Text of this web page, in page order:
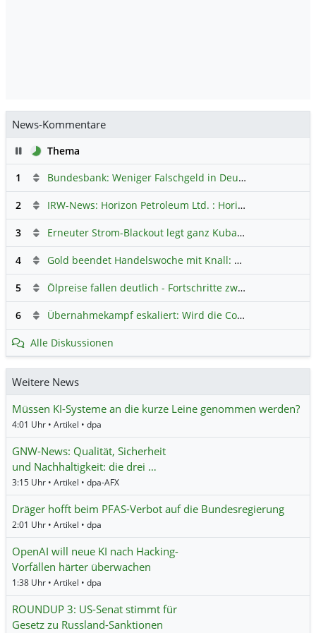
News-Kommentare
PauseThema
1
Bundesbank: Weniger Falschgeld in Deutschland
2 IRW-News: Horizon Petroleum Ltd. : Horizon Petroleum beginnt mit der Testförderung im Projekt Lachowice in Polen und schließt die Platzierung einer überzeichneten Wandelanleihe ab
3 Erneuter Strom-Blackout legt ganz Kuba lahm
4 Gold beendet Handelswoche mit Knall: Barrick Mining – Ist diese Aktie wieder ein Kauf?
5 Ölpreise fallen deutlich - Fortschritte zwischen USA und Iran belasten
6 Übernahmekampf eskaliert: Wird die Commerzbank italienisch?
Alle Diskussionen
Weitere News
Müssen KI-Systeme an die kurze Leine genommen werden?
4:01 Uhr • Artikel • dpa
GNW-News: Qualität, Sicherheit
und Nachhaltigkeit: die drei …
3:15 Uhr • Artikel • dpa-AFX
Dräger hofft beim PFAS-Verbot auf die Bundesregierung
2:01 Uhr • Artikel • dpa
OpenAI will neue KI nach Hacking-
Vorfällen härter überwachen
1:38 Uhr • Artikel • dpa
ROUNDUP 3: US-Senat stimmt für
Gesetz zu Russland-Sanktionen